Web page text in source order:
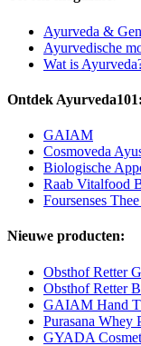
Ayurveda &
Ayurvedische
Wat is
Ontdek Ayurveda101:
GAIAM
Cosmoveda
Biologische
Raab Vitalfood
Foursenses
Nieuwe producten:
Obsthof Retter
Obsthof Retter
GAIAM Hand
Purasana Whey
GYADA